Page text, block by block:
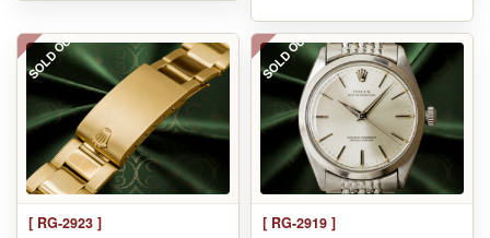
SOLD OUT
[ RG-2923 ]
SOLD OUT
[ RG-2919 ]